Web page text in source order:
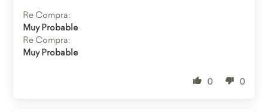
Re Compra:
Muy Probable
Re Compra:
Muy Probable
0 0